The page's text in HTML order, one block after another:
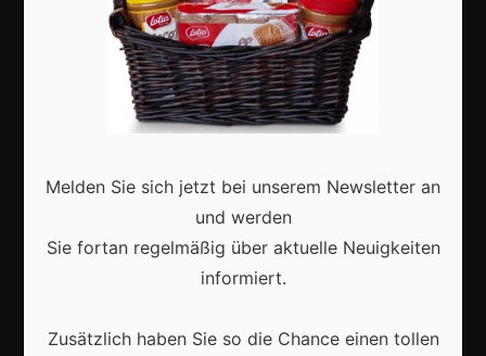
Erfolgsgeschichten
Deutschland
Melden Sie sich jetzt bei unserem Newsletter an
und werden
Sie fortan regelmäßig über aktuelle Neuigkeiten
informiert.
Zusätzlich haben Sie so die Chance einen tollen